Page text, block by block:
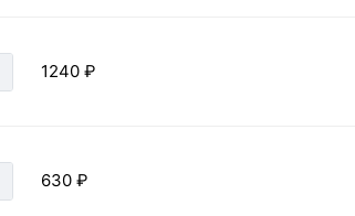
1240 ₽
630 ₽